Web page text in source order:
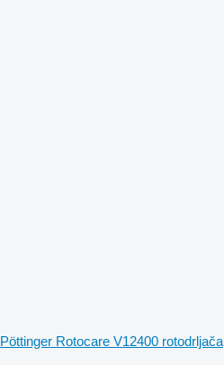
Pöttinger Rotocare V12400 rotodrljača